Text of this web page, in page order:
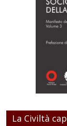
La Civiltà